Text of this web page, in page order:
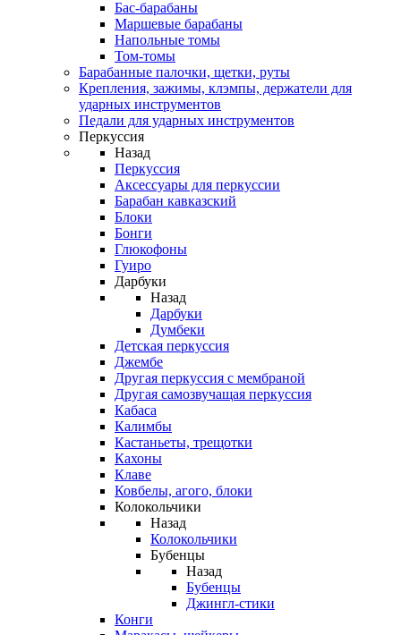
Бас-барабаны
Маршевые барабаны
Напольные томы
Том-томы
Барабанные палочки, щетки, руты
Крепления, зажимы, клэмпы, держатели для
ударных инструментов
Педали для ударных инструментов
Перкуссия
Назад
Перкуссия
Аксессуары для перкуссии
Барабан кавказский
Блоки
Бонги
Глюкофоны
Гуиро
Дарбуки
Назад
Дарбуки
Думбеки
Детская перкуссия
Джембе
Другая перкуссия с мембраной
Другая самозвучащая перкуссия
Кабаса
Калимбы
Кастаньеты, трещотки
Кахоны
Клаве
Ковбелы, агого, блоки
Колокольчики
Назад
Колокольчики
Бубенцы
Назад
Бубенцы
Джингл-стики
Конги